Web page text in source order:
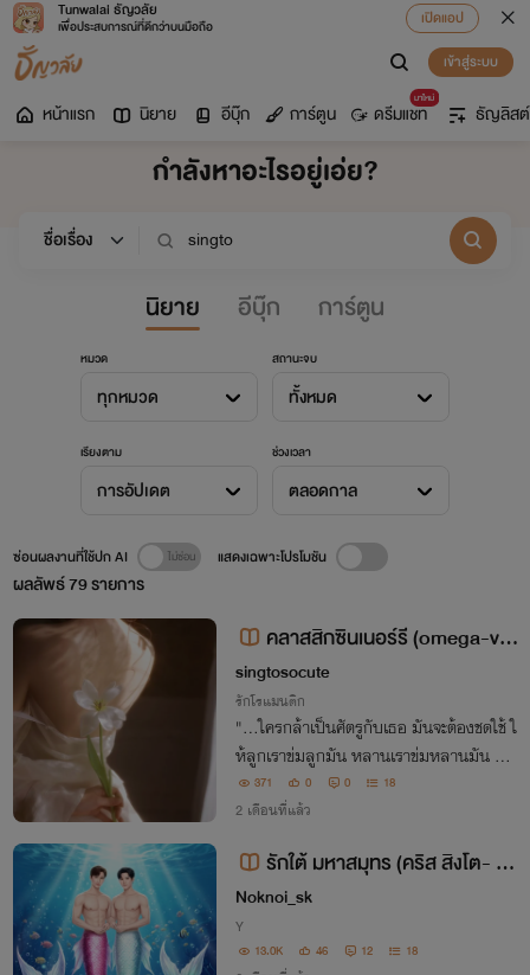
Tunwalai ธัญวลัย
เพื่อประสบการณ์ที่ดีกว่าบนมือถือ
เปิดแอป
เข้าสู่ระบบ
หน้าแรก นิยาย อีบุ๊ก การ์ตูน
มาใหม่
ดรีมแชท ธัญลิสต์
กำลังหาอะไรอยู่เอ่ย?
นิยาย อีบุ๊ก การ์ตูน
หมวด
ทุกหมวด
สถานะจบ
ทั้งหมด
เรียงตาม
การอัปเดต
ช่วงเวลา
ตลอดกาล
ผลลัพธ์79รายการ
ซ่อนผลงานที่ใช้ปก AI แสดงเฉพาะโปรโมชัน
คลาสสิกซินเนอร์รี (omega-ver
se ชญ)
singtosocute
รักโรแมนติก
"...ใครกล้าเป็นศัตรูกับเธอ มันจะต้องชดใช้ ใ
ห้ลูกเราข่มลูกมัน หลานเราข่มหลานมัน กด
พวกมันอยู่ใต้เท้าเราตลอดไป จากนี้จนจากต
าย จะทำให้โลกทั้งใบอิจฉาเธอ"
371 0 0 18
2 เดือนที่แล้ว
รักใต้ มหาสมุทร (คริส สิงโต- สิง
โต คริส)
Noknoi_sk
Y
13.0K 46 12 18